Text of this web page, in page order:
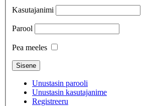
Kasutajanimi
Parool
Pea meeles
Unustasin parooli
Unustasin kasutajanime
Registreeru